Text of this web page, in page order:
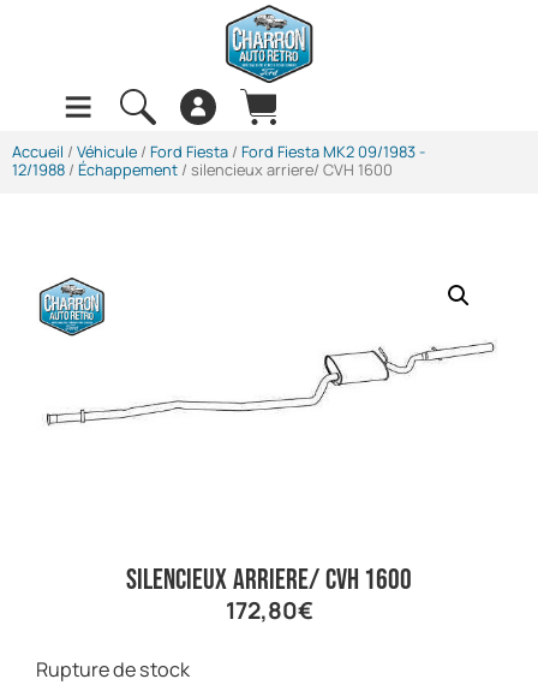
Accueil / Véhicule / Ford Fiesta / Ford Fiesta MK2 09/1983 -
12/1988 / Échappement / silencieux arriere/ CVH 1600
silencieux arriere/ CVH 1600
172,80€
Rupture de stock